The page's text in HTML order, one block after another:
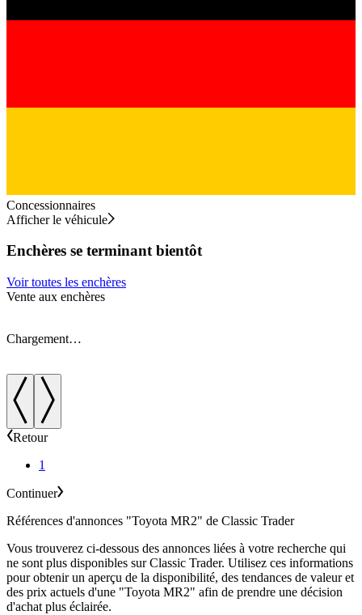
Concessionnaires
Afficher le véhicule
Enchères se terminant bientôt
Voir toutes les enchères
Vente aux enchères
Chargement…
Retour
1
Continuer
Références d'annonces "Toyota MR2" de Classic Trader
Vous trouverez ci-dessous des annonces liées à votre recherche qui
ne sont plus disponibles sur Classic Trader. Utilisez ces informations
pour obtenir un aperçu de la disponibilité, des tendances de valeur et
des prix actuels d'une "Toyota MR2" afin de prendre une décision
d'achat plus éclairée.